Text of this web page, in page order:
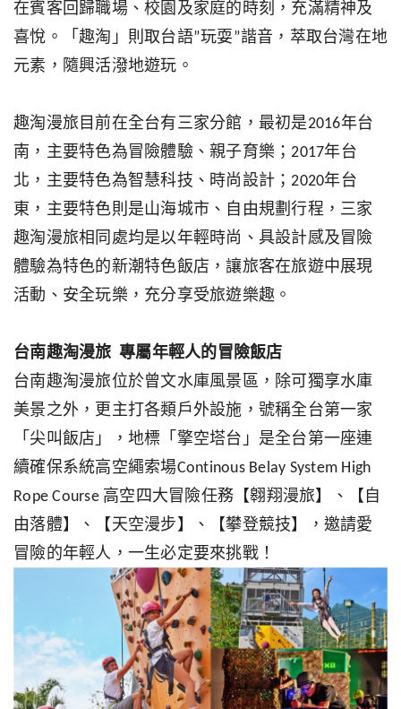
在賓客回歸職場、校園及家庭的時刻，充滿精神及
喜悅。「趣淘」則取台語”玩耍”諧音，萃取台灣在地
元素，隨興活潑地遊玩。
趣淘漫旅目前在全台有三家分館，最初是2016年台
南，主要特色為冒險體驗、親子育樂；2017年台
北，主要特色為智慧科技、時尚設計；2020年台
東，主要特色則是山海城市、自由規劃行程，三家
趣淘漫旅相同處均是以年輕時尚、具設計感及冒險
體驗為特色的新潮特色飯店，讓旅客在旅遊中展現
活動、安全玩樂，充分享受旅遊樂趣。
台南趣淘漫旅 專屬年輕人的冒險飯店
台南趣淘漫旅位於曾文水庫風景區，除可獨享水庫
美景之外，更主打各類戶外設施，號稱全台第一家
「尖叫飯店」，地標「擎空塔台」是全台第一座連
續確保系統高空繩索場Continous Belay System High
Rope Course 高空四大冒險任務【翱翔漫旅】、【自
由落體】、【天空漫步】、【攀登競技】，邀請愛
冒險的年輕人，一生必定要來挑戰！